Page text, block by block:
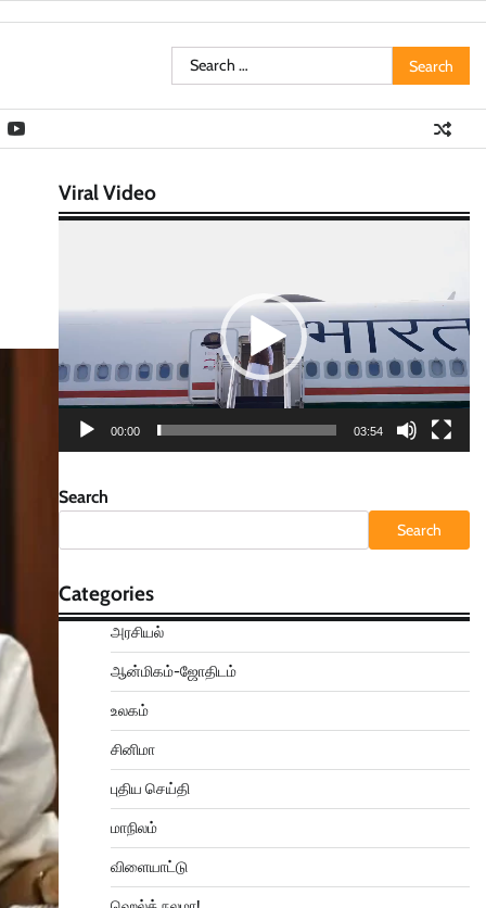
Search
for:
Viral Video
00:00 03:54
Search
Search
Categories
அரசியல்
ஆன்மிகம்-ஜோதிடம்
உலகம்
சினிமா
புதிய செய்தி
மாநிலம்
விளையாட்டு